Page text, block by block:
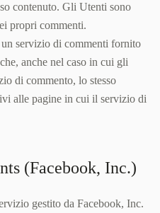
contenuto. Gli Utenti sono
propri commenti.
servizio di commenti fornito
anche nel caso in cui gli
di commento, lo stesso
alle pagine in cui il servizio di
(Facebook, Inc.)
gestito da Facebook, Inc.